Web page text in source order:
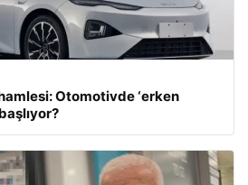
Otomotivde ‘erken